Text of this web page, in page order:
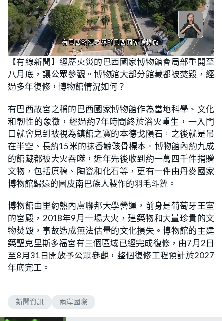
U
n
m
t
e
L
o
a
d
e
d
:
3
3
3
%
【有線新聞】經歷火災的巴西國家博物館會局部重開至
八月底，讓公眾參觀。博物館大部分館藏都被焚毀，經
過多年復修，博物館情況如何？
有巴西故宮之稱的巴西國家博物館作為當地科學、文化
和韌性的象徵，經過約7年時間終於浴火重生，一入門
口就會見到被視為鎮館之寶的本德戈隕石，之後就是吊
在半空、長約15米的抹香鯨骸骨標本。博物館內約九成
的館藏都被大火吞噬，近年先後收到約一萬四千件捐贈
文物，包括原稿、陶瓷和化石等，更有一件由丹麥國家
博物館歸還的圖皮南巴族人製作的羽毛斗篷。
博物館由里約熱內盧聯邦大學營運，前身是葡萄牙王室
的宮殿，2018年9月一場大火，建築物和大量珍貴的文
物焚毀，事故造成無法估量的文化損失。博物館的主建
築聖克里斯多福宮有三個區域已經完成復修，由7月2日
至8月31日開放予公眾參觀，整個復修工程預計於2027
年底完工。
新聞資訊 兩岸國際